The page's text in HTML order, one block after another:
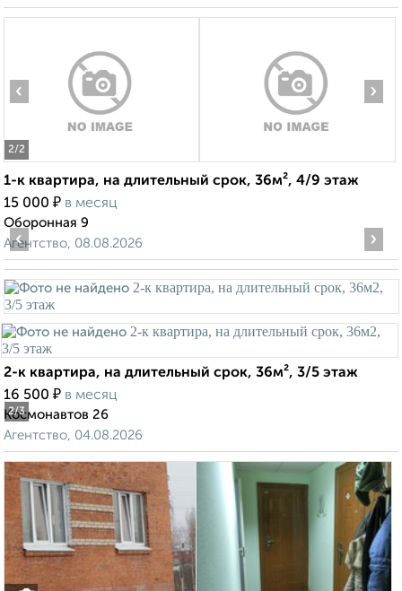
2/2
‹ ›
1-к квартира, на длительный срок, 36м², 4/9 этаж
15 000 ₽ в месяц
Оборонная 9
Агентство, 08.08.2026
2/3
‹ ›
2-к квартира, на длительный срок, 36м², 3/5 этаж
16 500 ₽ в месяц
Космонавтов 26
Агентство, 04.08.2026